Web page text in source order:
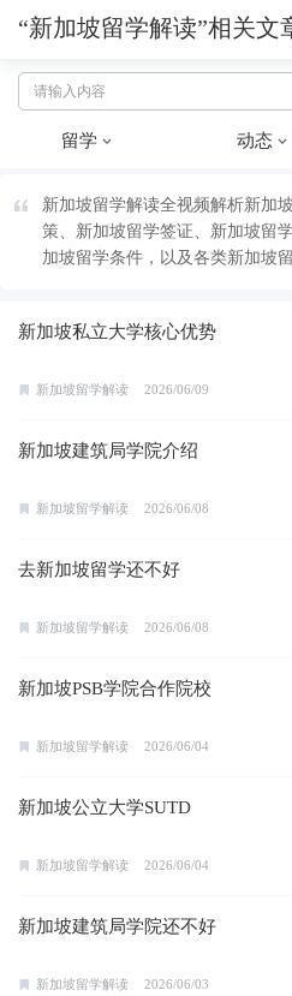
“新加坡留学解读”相关文
留学 动态
新加坡留学解读全视频解析新加
策、新加坡留学签证、新加坡留
加坡留学条件，以及各类新加坡
新加坡私立大学核心优势
新加坡留学解读 2026/06/09
新加坡建筑局学院介绍
新加坡留学解读 2026/06/08
去新加坡留学还不好
新加坡留学解读 2026/06/08
新加坡PSB学院合作院校
新加坡留学解读 2026/06/04
新加坡公立大学SUTD
新加坡留学解读 2026/06/04
新加坡建筑局学院还不好
新加坡留学解读 2026/06/03